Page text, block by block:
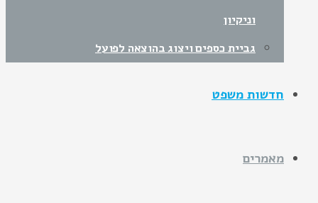
וניקיון
גביית כספים ויצוג בהוצאה לפועל
חדשות משפט
מאמרים